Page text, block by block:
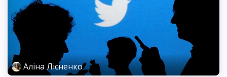
Аліна Лісненко